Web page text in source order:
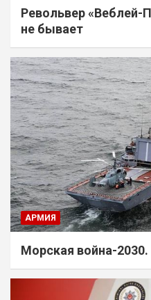
Револьвер «Веблей-
не бывает
АРМИЯ
Морская война-